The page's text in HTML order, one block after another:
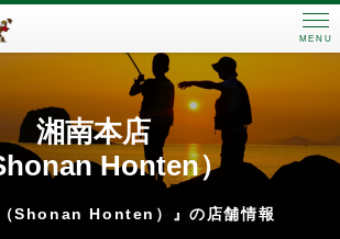
MENU
湘南本店
Honten）
（Shonan Honten）』の店舗情報